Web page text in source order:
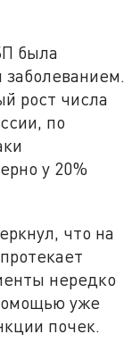
была
рост числа
по
у 20%
что на
нередко
уже
почек.